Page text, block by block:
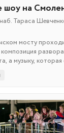
шоу на
Тараса
мосту
а музыку,